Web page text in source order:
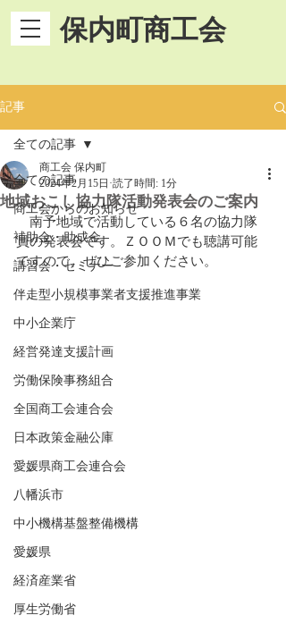
保内町商工会
記事
全ての記事
商工会からのお知らせ
補助金・助成金
講習会・セミナー
伴走型小規模事業者支援推進事業
中小企業庁
経営発達支援計画
労働保険事務組合
全国商工会連合会
日本政策金融公庫
愛媛県商工会連合会
八幡浜市
中小機構基盤整備機構
愛媛県
経済産業省
厚生労働省
全ての記事
地域おこし協力隊活動発表会のご案内
商工会 保内町
2024年2月15日 読了時間: 1分
南予地域で活動している６名の協力隊
員の発表会です。ＺＯＯＭでも聴講可能
ですので、ぜひご参加ください。